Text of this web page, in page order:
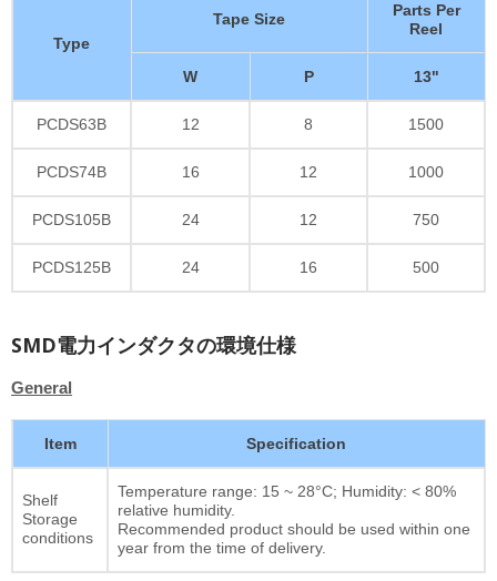
Type
Tape Size
Parts Per
Reel
W P 13"
PCDS63B 12 8 1500
PCDS74B 16 12 1000
PCDS105B 24 12 750
PCDS125B 24 16 500
SMD電力インダクタの環境仕様
General
Item Specification
Shelf
Storage
conditions
Temperature range: 15 ~ 28°C; Humidity: < 80%
relative humidity.
Recommended product should be used within one
year from the time of delivery.